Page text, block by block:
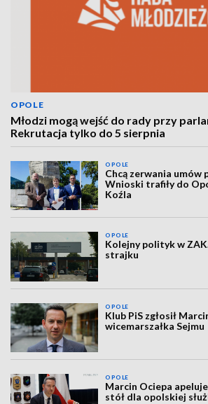
OPOLE
Młodzi mogą wejść do rady przy
Rekrutacja tylko do 5 sierpnia
OPOLE
Chcą zerwania umów
Wnioski trafiły do
Koźla
OPOLE
Kolejny polityk w
strajku
OPOLE
Klub PiS zgłosił
wicemarszałka Sejmu
OPOLE
Marcin Ociepa
stół dla opolskiej